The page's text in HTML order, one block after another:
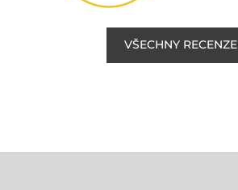
VŠECHNY RECENZE